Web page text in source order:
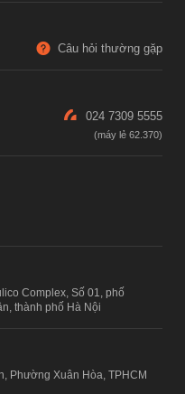
Câu hỏi thường gặp
024 7309 5555
Complex, Số 01, phố
thành phố Hà Nội
Phường Xuân Hòa, TPHCM